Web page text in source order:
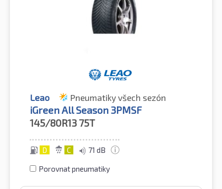
Leao Pneumatiky všech sezón
iGreen All Season 3PMSF
145/80R13 75T
D C 71 dB
Porovnat pneumatiky